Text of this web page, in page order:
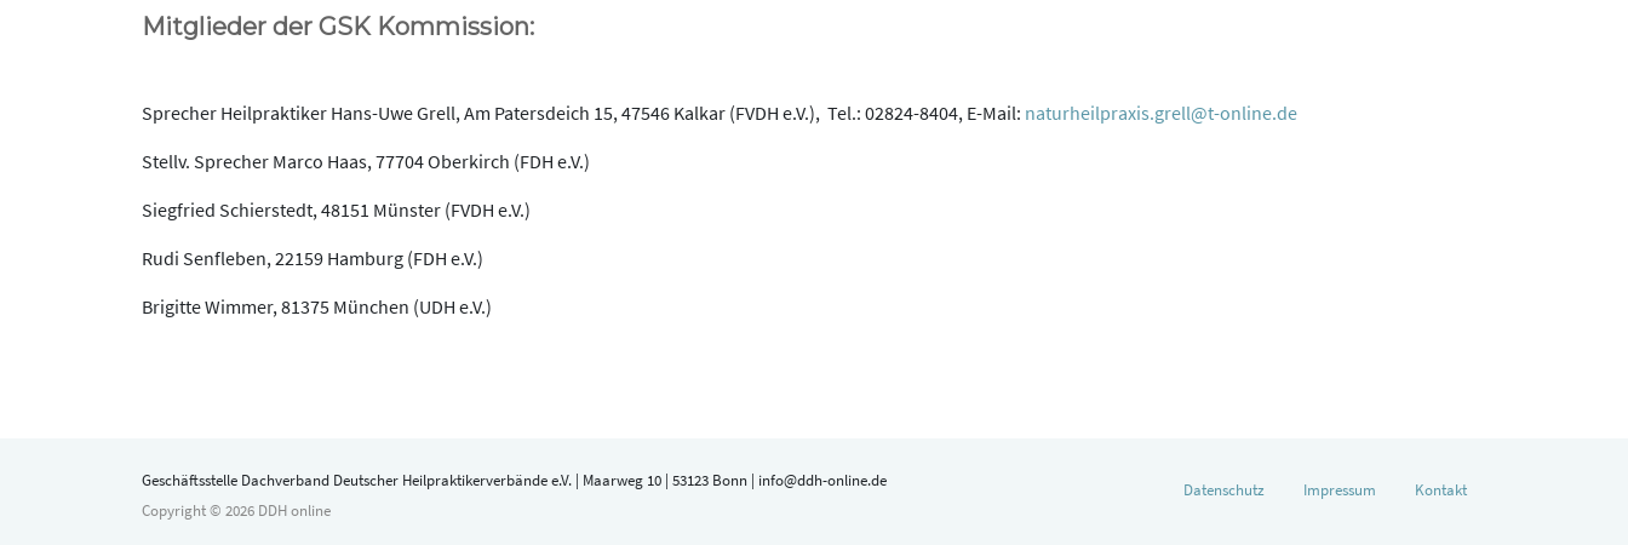
Mitglieder der GSK Kommission:
Sprecher Heilpraktiker Hans-Uwe Grell, Am Patersdeich 15, 47546 Kalkar (FVDH e.V.), Tel.: 02824-8404, E-Mail: naturheilpraxis.grell@t-online.de
Stellv. Sprecher Marco Haas, 77704 Oberkirch (FDH e.V.)
Siegfried Schierstedt, 48151 Münster (FVDH e.V.)
Rudi Senfleben, 22159 Hamburg (FDH e.V.)
Brigitte Wimmer, 81375 München (UDH e.V.)
Geschäftsstelle Dachverband Deutscher Heilpraktikerverbände e.V. | Maarweg 10 | 53123 Bonn | info@ddh-online.de Datenschutz Impressum
Kontakt
Copyright © 2026 DDH online